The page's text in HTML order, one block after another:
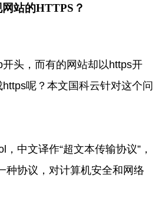
站的HTTPS？
开头，而有的网站却以https开
https呢？本文国科云针对这个问
，中文译作“超文本传输协议”，
种协议，对计算机安全和网络